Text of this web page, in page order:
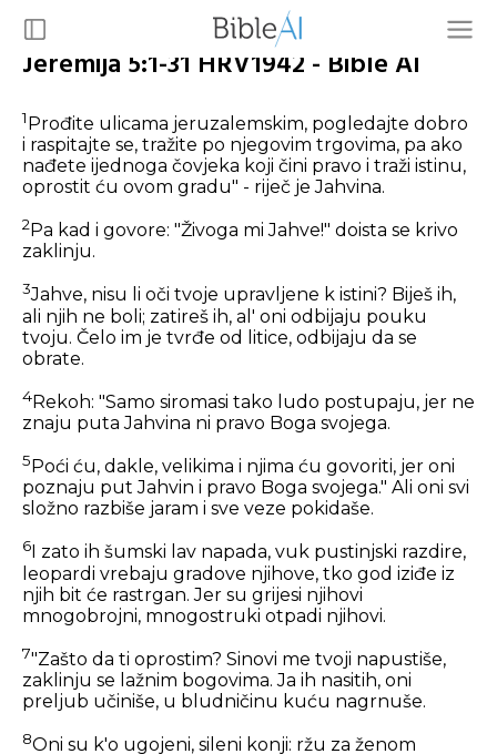
Jeremija 5:1-31 HRV1942 - Bible AI
1Prođite ulicama jeruzalemskim, pogledajte dobro
i raspitajte se, tražite po njegovim trgovima, pa ako
nađete ijednoga čovjeka koji čini pravo i traži istinu,
oprostit ću ovom gradu" - riječ je Jahvina.
2 Pa kad i govore: "Živoga mi Jahve!" doista se krivo
zaklinju.
3Jahve, nisu li oči tvoje upravljene k istini? Biješ ih,
ali njih ne boli; zatireš ih, al' oni odbijaju pouku
tvoju. Čelo im je tvrđe od litice, odbijaju da se
obrate.
4Rekoh: "Samo siromasi tako ludo postupaju, jer ne
znaju puta Jahvina ni pravo Boga svojega.
5 Poći ću, dakle, velikima i njima ću govoriti, jer oni
poznaju put Jahvin i pravo Boga svojega." Ali oni svi
složno razbiše jaram i sve veze pokidaše.
6 I zato ih šumski lav napada, vuk pustinjski razdire,
leopardi vrebaju gradove njihove, tko god iziđe iz
njih bit će rastrgan. Jer su grijesi njihovi
mnogobrojni, mnogostruki otpadi njihovi.
7"Zašto da ti oprostim? Sinovi me tvoji napustiše,
zaklinju se lažnim bogovima. Ja ih nasitih, oni
preljub učiniše, u bludničinu kuću nagrnuše.
8Oni su k'o ugojeni, sileni konji: ržu za ženom